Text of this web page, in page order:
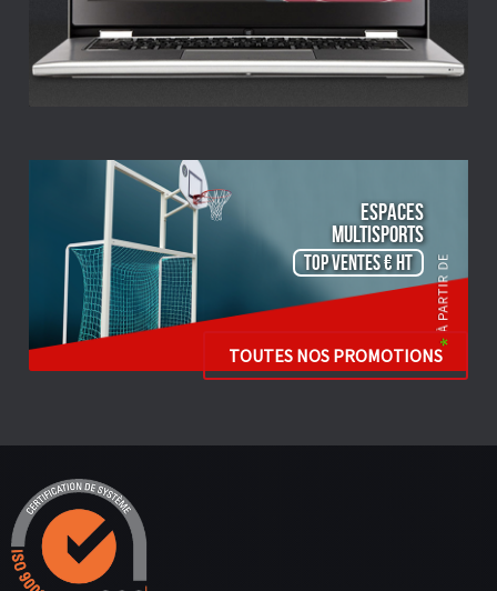
ESPACES
Multisports
TOP VENTES € HT
TOUTES NOS PROMOTIONS